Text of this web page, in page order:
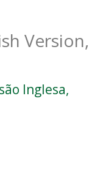
Version,
Inglesa,